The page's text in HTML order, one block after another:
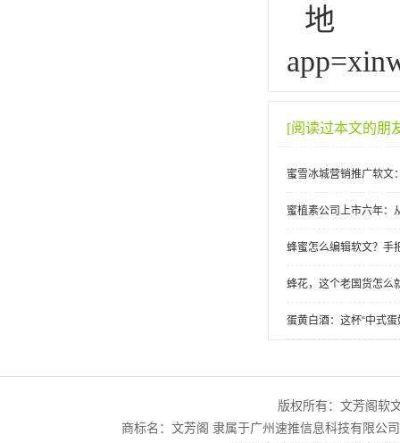
地
[阅读过本文的朋
蜜雪冰城营销推广软文
蜜植素公司上市六年：
蜂蜜怎么编辑软文？手
蜂花，这个老国货怎么
蛋黄白酒：这杯“中式
版权所有：文芳阁软
商标名：文芳阁 隶属于广州速推信息科技有限公